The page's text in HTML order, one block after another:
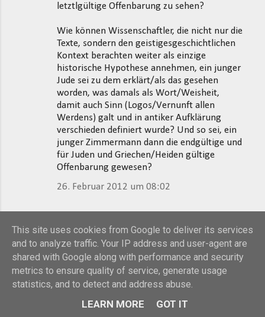
letztlgültige Offenbarung zu sehen?
Wie können Wissenschaftler, die nicht nur die
Texte, sondern den geistigesgeschichtlichen
Kontext berachten weiter als einzige
historische Hypothese annehmen, ein junger
Jude sei zu dem erklärt/als das gesehen
worden, was damals als Wort/Weisheit,
damit auch Sinn (Logos/Vernunft allen
Werdens) galt und in antiker Aufklärung
verschieden definiert wurde? Und so sei, ein
junger Zimmermann dann die endgültige und
für Juden und Griechen/Heiden gültige
Offenbarung gewesen?
26. Februar 2012 um 08:02
Sehr geehrter Herr Menzel,
Ich weiß nicht, was ich noch antworten soll,
da Sie auf keine meiner Ausführungen
Vielleicht dies noch einmal in aller
This site uses cookies from Google to deliver its services
and to analyze traffic. Your IP address and user-agent are
shared with Google along with performance and security
metrics to ensure quality of service, generate usage
statistics, and to detect and address abuse.
LEARN MORE GOT IT